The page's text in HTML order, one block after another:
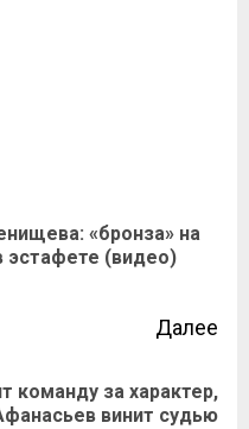
«бронза» на
эстафете (видео)
Далее
команду за характер,
винит судью